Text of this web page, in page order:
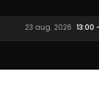
23 aug. 2026 13:00 -